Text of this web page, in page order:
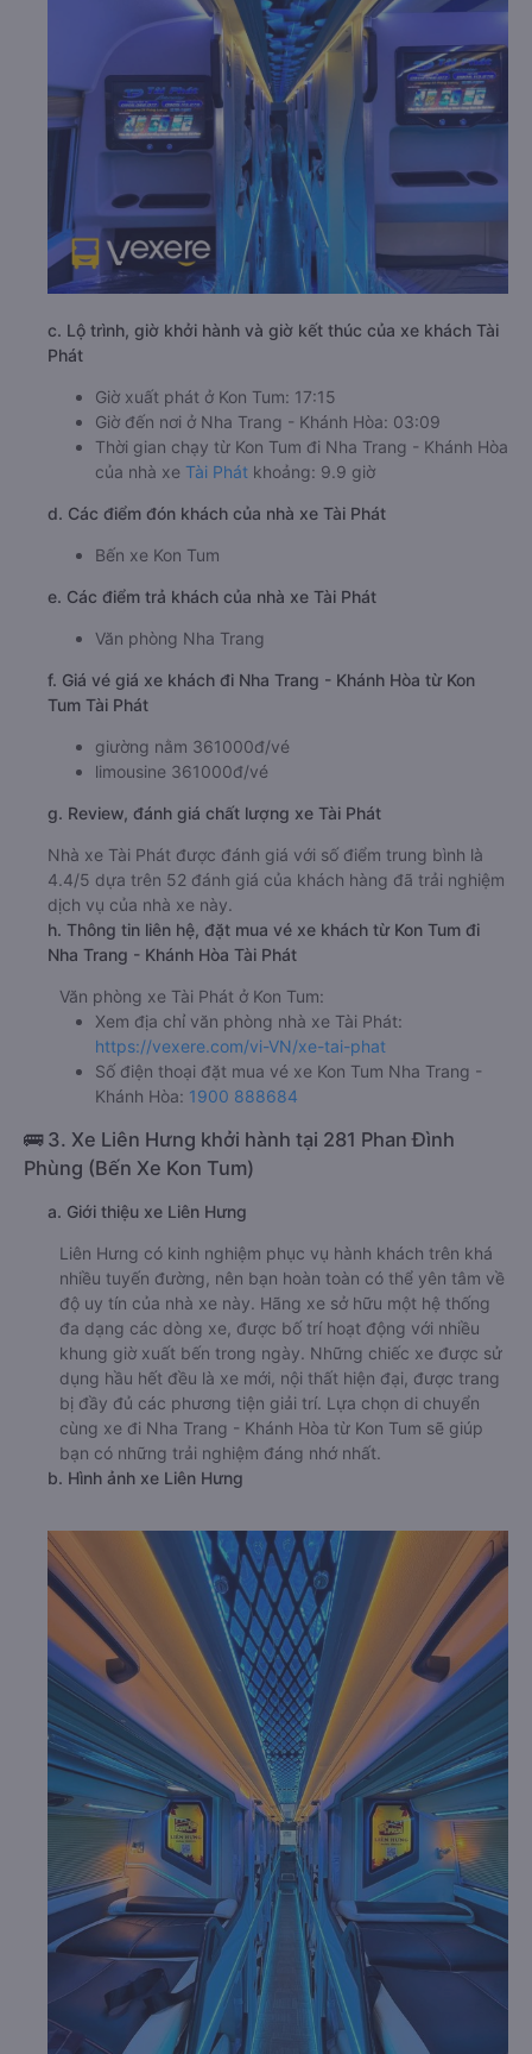
c. Lộ trình, giờ khởi hành và giờ kết thúc của xe khách Tài
Phát
Giờ xuất phát ở Kon Tum: 17:15
Giờ đến nơi ở Nha Trang - Khánh Hòa: 03:09
Thời gian chạy từ Kon Tum đi Nha Trang - Khánh Hòa
của nhà xe Tài Phát khoảng: 9.9 giờ
d. Các điểm đón khách của nhà xe Tài Phát
Bến xe Kon Tum
e. Các điểm trả khách của nhà xe Tài Phát
Văn phòng Nha Trang
f. Giá vé giá xe khách đi Nha Trang - Khánh Hòa từ Kon
Tum Tài Phát
giường nằm 361000đ/vé
limousine 361000đ/vé
g. Review, đánh giá chất lượng xe Tài Phát
Nhà xe Tài Phát được đánh giá với số điểm trung bình là
4.4/5 dựa trên 52 đánh giá của khách hàng đã trải nghiệm
dịch vụ của nhà xe này.
h. Thông tin liên hệ, đặt mua vé xe khách từ Kon Tum đi
Nha Trang - Khánh Hòa Tài Phát
Văn phòng xe Tài Phát ở Kon Tum:
Xem địa chỉ văn phòng nhà xe Tài Phát:
https://vexere.com/vi-VN/xe-tai-phat
Số điện thoại đặt mua vé xe Kon Tum Nha Trang -
Khánh Hòa: 1900 888684
🚌 3. Xe Liên Hưng khởi hành tại 281 Phan Đình
Phùng (Bến Xe Kon Tum)
a. Giới thiệu xe Liên Hưng
Liên Hưng có kinh nghiệm phục vụ hành khách trên khá
nhiều tuyến đường, nên bạn hoàn toàn có thể yên tâm về
độ uy tín của nhà xe này. Hãng xe sở hữu một hệ thống
đa dạng các dòng xe, được bố trí hoạt động với nhiều
khung giờ xuất bến trong ngày. Những chiếc xe được sử
dụng hầu hết đều là xe mới, nội thất hiện đại, được trang
bị đầy đủ các phương tiện giải trí. Lựa chọn di chuyển
cùng xe đi Nha Trang - Khánh Hòa từ Kon Tum sẽ giúp
bạn có những trải nghiệm đáng nhớ nhất.
b. Hình ảnh xe Liên Hưng